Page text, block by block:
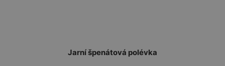
Jarní špenátová polévka